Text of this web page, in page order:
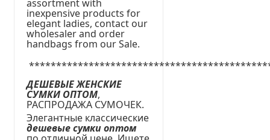
assortment with
inexpensive products for
elegant ladies, contact our
wholesaler and order
handbags from our Sale.
ДЕШЕВЫЕ ЖЕНСКИЕ
СУМКИ ОПТОМ,
РАСПРОДАЖА СУМОЧЕК.
Элегантные классические
дешевые сумки оптом